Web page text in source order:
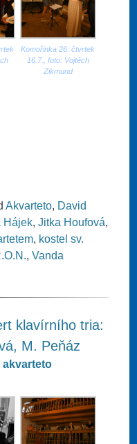
Komořinka 26: čtvrtek
16.7., foto: Vojtěch
Zikmund
Akvarteto, David
Hájek,Jitka Houfová,
, kostel sv.
,Vanda
klavírního tria:
M. Peňáz
akvarteto